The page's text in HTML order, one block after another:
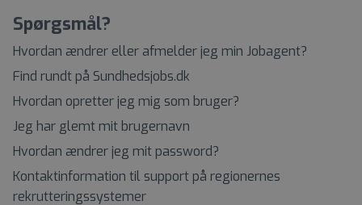
Spørgsmål?
Hvordan ændrer eller afmelder jeg min Jobagent?
Find rundt på Sundhedsjobs.dk
Hvordan opretter jeg mig som bruger?
Jeg har glemt mit brugernavn
Hvordan ændrer jeg mit password?
Kontaktinformation til support på regionernes
rekrutteringssystemer